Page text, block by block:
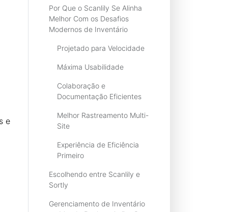
e
Por Que o Scanlily Se Alinha
Melhor Com os Desafios
Modernos de Inventário
Projetado para Velocidade
Máxima Usabilidade
Colaboração e
Documentação Eficientes
Melhor Rastreamento Multi-
Site
Experiência de Eficiência
Primeiro
Escolhendo entre Scanlily e
Sortly
Gerenciamento de Inventário